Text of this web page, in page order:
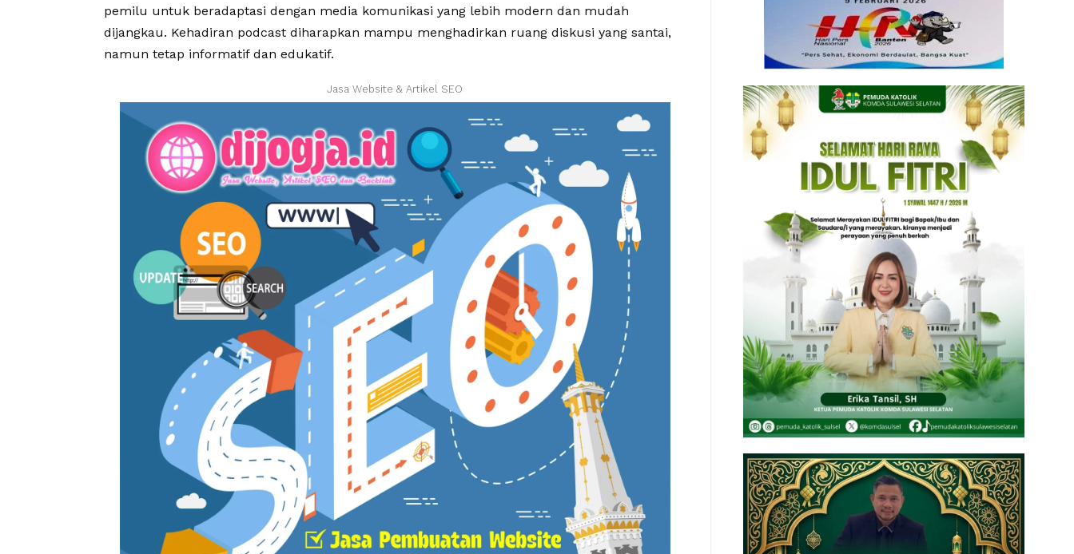
pemilu untuk beradaptasi dengan media komunikasi yang lebih modern dan mudah
dijangkau. Kehadiran podcast diharapkan mampu menghadirkan ruang diskusi yang santai,
namun tetap informatif dan edukatif.
Jasa Website & Artikel SEO